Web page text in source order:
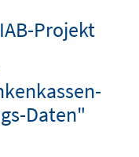
Projekt
Daten"